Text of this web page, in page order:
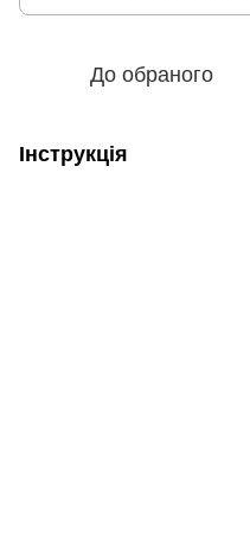
До обраного
Інструкція